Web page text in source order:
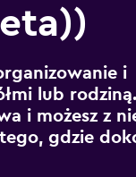
i
lub rodziną.
i możesz z
gdzie